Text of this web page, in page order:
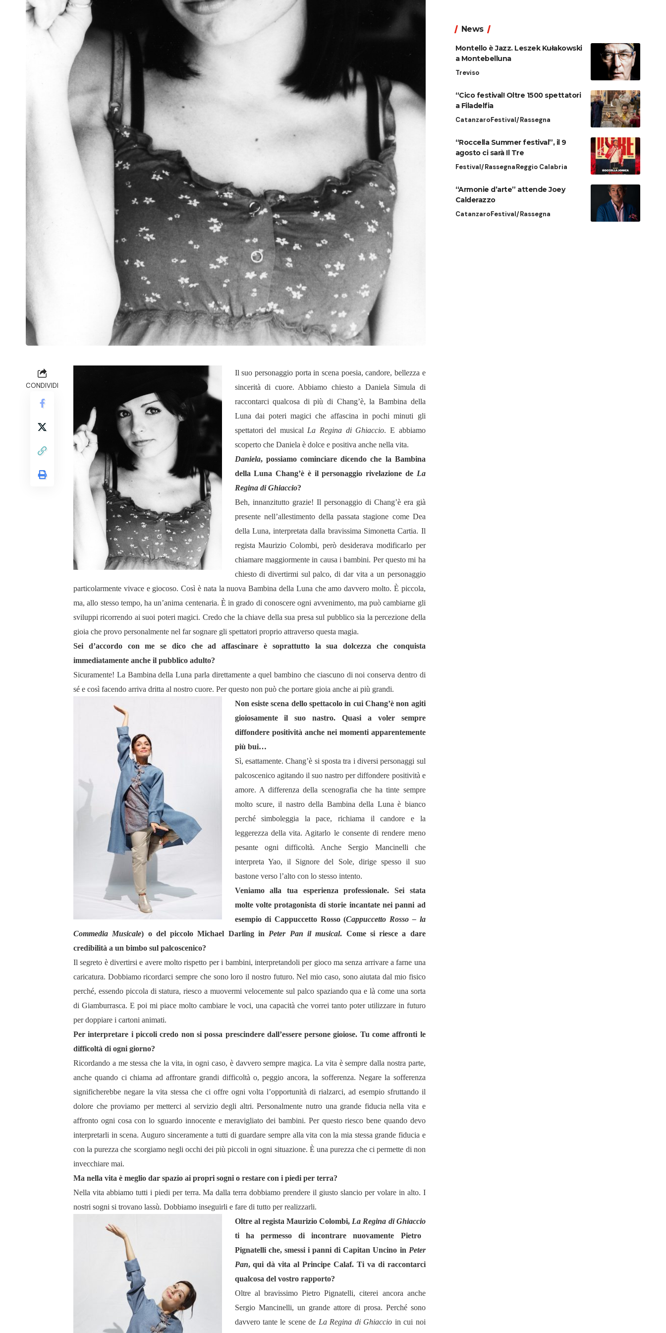
CONDIVIDI
Il suo personaggio porta in scena poesia, candore, bellezza e
sincerità di cuore. Abbiamo chiesto a Daniela Simula di
raccontarci qualcosa di più di Chang’è, la Bambina della
Luna dai poteri magici che affascina in pochi minuti gli
spettatori del musical La Regina di Ghiaccio. E abbiamo
scoperto che Daniela è dolce e positiva anche nella vita.
Daniela, possiamo cominciare dicendo che la Bambina
della Luna Chang’è è il personaggio rivelazione de La
Regina di Ghiaccio?
Beh, innanzitutto grazie! Il personaggio di Chang’è era già
presente nell’allestimento della passata stagione come Dea
della Luna, interpretata dalla bravissima Simonetta Cartia. Il
regista Maurizio Colombi, però desiderava modificarlo per
chiamare maggiormente in causa i bambini. Per questo mi ha
chiesto di divertirmi sul palco, di dar vita a un personaggio
particolarmente vivace e giocoso. Così è nata la nuova Bambina della Luna che amo davvero molto. È piccola,
ma, allo stesso tempo, ha un’anima centenaria. È in grado di conoscere ogni avvenimento, ma può cambiarne gli
sviluppi ricorrendo ai suoi poteri magici. Credo che la chiave della sua presa sul pubblico sia la percezione della
gioia che provo personalmente nel far sognare gli spettatori proprio attraverso questa magia.
Sei d’accordo con me se dico che ad affascinare è soprattutto la sua dolcezza che conquista
immediatamente anche il pubblico adulto?
Sicuramente! La Bambina della Luna parla direttamente a quel bambino che ciascuno di noi conserva dentro di
sé e così facendo arriva dritta al nostro cuore. Per questo non può che portare gioia anche ai più grandi.
Non esiste scena dello spettacolo in cui Chang’è non agiti
gioiosamente il suo nastro. Quasi a voler sempre
diffondere positività anche nei momenti apparentemente
più bui…
Sì, esattamente. Chang’è si sposta tra i diversi personaggi sul
palcoscenico agitando il suo nastro per diffondere positività e
amore. A differenza della scenografia che ha tinte sempre
molto scure, il nastro della Bambina della Luna è bianco
perché simboleggia la pace, richiama il candore e la
leggerezza della vita. Agitarlo le consente di rendere meno
pesante ogni difficoltà. Anche Sergio Mancinelli che
interpreta Yao, il Signore del Sole, dirige spesso il suo
bastone verso l’alto con lo stesso intento.
Veniamo alla tua esperienza professionale. Sei stata
molte volte protagonista di storie incantate nei panni ad
esempio di Cappuccetto Rosso (Cappuccetto Rosso – la
Commedia Musicale) o del piccolo Michael Darling in Peter Pan il musical. Come si riesce a dare
credibilità a un bimbo sul palcoscenico?
Il segreto è divertirsi e avere molto rispetto per i bambini, interpretandoli per gioco ma senza arrivare a farne una
caricatura. Dobbiamo ricordarci sempre che sono loro il nostro futuro. Nel mio caso, sono aiutata dal mio fisico
perché, essendo piccola di statura, riesco a muovermi velocemente sul palco spaziando qua e là come una sorta
di Giamburrasca. E poi mi piace molto cambiare le voci, una capacità che vorrei tanto poter utilizzare in futuro
per doppiare i cartoni animati.
Per interpretare i piccoli credo non si possa prescindere dall’essere persone gioiose. Tu come affronti le
difficoltà di ogni giorno?
Ricordando a me stessa che la vita, in ogni caso, è davvero sempre magica. La vita è sempre dalla nostra parte,
anche quando ci chiama ad affrontare grandi difficoltà o, peggio ancora, la sofferenza. Negare la sofferenza
significherebbe negare la vita stessa che ci offre ogni volta l’opportunità di rialzarci, ad esempio sfruttando il
dolore che proviamo per metterci al servizio degli altri. Personalmente nutro una grande fiducia nella vita e
affronto ogni cosa con lo sguardo innocente e meravigliato dei bambini. Per questo riesco bene quando devo
interpretarli in scena. Auguro sinceramente a tutti di guardare sempre alla vita con la mia stessa grande fiducia e
con la purezza che scorgiamo negli occhi dei più piccoli in ogni situazione. È una purezza che ci permette di non
invecchiare mai.
Ma nella vita è meglio dar spazio ai propri sogni o restare con i piedi per terra?
Nella vita abbiamo tutti i piedi per terra. Ma dalla terra dobbiamo prendere il giusto slancio per volare in alto. I
nostri sogni si trovano lassù. Dobbiamo inseguirli e fare di tutto per realizzarli.
Oltre al regista Maurizio Colombi, La Regina di Ghiaccio
ti ha permesso di incontrare nuovamente Pietro
Pignatelli che, smessi i panni di Capitan Uncino in Peter
Pan, qui dà vita al Principe Calaf. Ti va di raccontarci
qualcosa del vostro rapporto?
Oltre al bravissimo Pietro Pignatelli, citerei ancora anche
Sergio Mancinelli, un grande attore di prosa. Perché sono
davvero tante le scene de La Regina di Ghiaccio in cui noi
News
Montello è Jazz. Leszek Kułakowski
a Montebelluna
Treviso
“Cico festival! Oltre 1500 spettatori
a Filadelfia
CatanzaroFestival/Rassegna
“Roccella Summer festival”, il 9
agosto ci sarà Il Tre
Festival/RassegnaReggio Calabria
“Armonie d’arte” attende Joey
Calderazzo
CatanzaroFestival/Rassegna